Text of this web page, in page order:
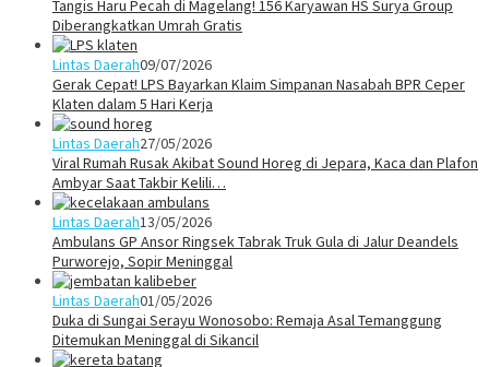
Tangis Haru Pecah di Magelang! 156 Karyawan HS Surya Group
Diberangkatkan Umrah Gratis
Lintas Daerah09/07/2026
Gerak Cepat! LPS Bayarkan Klaim Simpanan Nasabah BPR Ceper
Klaten dalam 5 Hari Kerja
Lintas Daerah27/05/2026
Viral Rumah Rusak Akibat Sound Horeg di Jepara, Kaca dan Plafon
Ambyar Saat Takbir Kelili…
Lintas Daerah13/05/2026
Ambulans GP Ansor Ringsek Tabrak Truk Gula di Jalur Deandels
Purworejo, Sopir Meninggal
Lintas Daerah01/05/2026
Duka di Sungai Serayu Wonosobo: Remaja Asal Temanggung
Ditemukan Meninggal di Sikancil